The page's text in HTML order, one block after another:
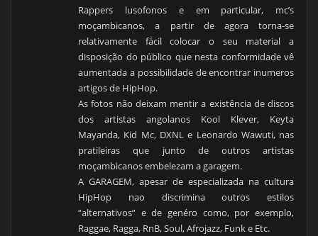
Rappers lusofonos e em particular, mc’s
moçambicanos, a partir de agora torna-se
relativamente fácil colocar o seu material a
disposição do público que nesta conformidade vê
aumentada a possibilidade de encontrar inumeros
artigos de HipHop.
As fotos não deixam mentir a existência de discos
dos artistas angolanos Kool Klever, Keyta
Mayanda, Kid Mc, DXNL e Leonardo Wawuti, nas
pratileiras que junto de outros artistas
moçambicanos embelezam a garagem.
A GARAGEM, apesar de especializada na cultura
HipHop nao discrimina outros estilos
“alternativos” e de genéro como, por exemplo,
Raggae, Ragga, RnB, Soul, Afrojazz, Funk e Etc.